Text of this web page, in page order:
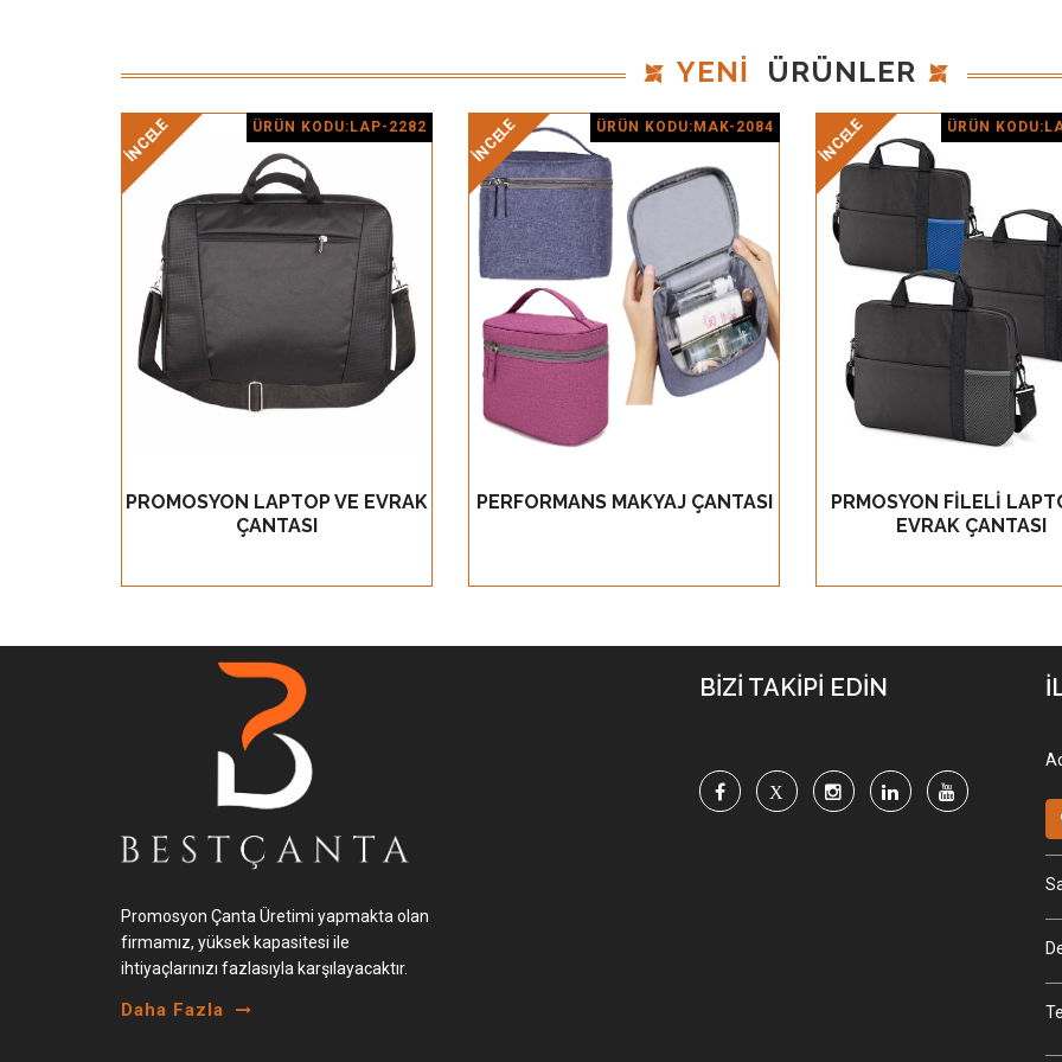
YENİ ÜRÜNLER
İNCELE ÜRÜN KODU:LAP-2282
GÖZ AT
Ürün Detay
PROMOSYON LAPTOP VE EVRAK
ÇANTASI
İNCELE ÜRÜN KODU:MAK-2084
GÖZ AT
Ürün Detay
PERFORMANS MAKYAJ ÇANTASI
İNCELE ÜRÜN
GÖZ AT
Ürün Detay
PRMOSYON FİLELİ
EVRAK ÇANTASI
Promosyon Çanta Üretimi yapmakta olan
firmamız, yüksek kapasitesi ile
ihtiyaçlarınızı fazlasıyla karşılayacaktır.
Daha Fazla
BİZİ TAKİPİ EDİN